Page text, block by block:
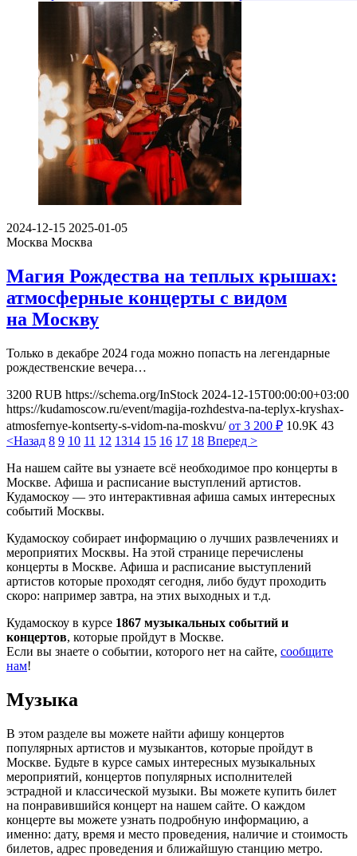
2024-12-15 2025-01-05
Москва Москва
Магия Рождества на теплых крышах:
атмосферные концерты с видом
на Москву
Только в декабре 2024 года можно попасть на легендарные
рождественские вечера…
3200 RUB https://schema.org/InStock 2024-12-15T00:00:00+03:00
https://kudamoscow.ru/event/magija-rozhdestva-na-teplyx-kryshax-
atmosfernye-kontserty-s-vidom-na-moskvu/ от 3 200 ₽ 10.9K 43
<Назад 8 9 10 11 12 1314 15 16 17 18 Вперед >
На нашем сайте вы узнаете всё необходимое про концерты в
Москве. Афиша и расписание выступлений артистов.
Кудамоскоу — это интерактивная афиша самых интересных
событий Москвы.
Кудамоскоу собирает информацию о лучших развлечениях и
мероприятих Москвы. На этой странице перечислены
концерты в Москве. Афиша и расписание выступлений
артистов которые проходят сегодня, либо будут проходить
скоро: например завтра, на этих выходных и т.д.
Кудамоскоу в курсе 1867 музыкальных событий и
концертов, которые пройдут в Москве.
Если вы знаете о событии, которого нет на сайте, сообщите
нам!
Музыка
В этом разделе вы можете найти афишу концертов
популярных артистов и музыкантов, которые пройдут в
Москве. Будьте в курсе самых интересных музыкальных
мероприятий, концертов популярных исполнителей
эстрадной и классической музыки. Вы можете купить билет
на понравившийся концерт на нашем сайте. О каждом
концерте вы можете узнать подробную информацию, а
именно: дату, время и место проведения, наличие и стоимость
билетов, адрес проведения и ближайшую станцию метро.